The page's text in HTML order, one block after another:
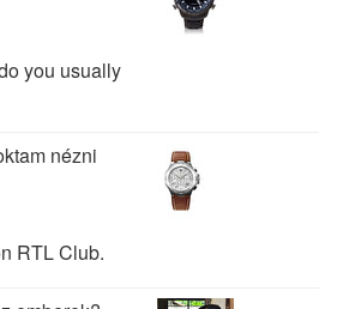
you usually
nézni
RTL Club.